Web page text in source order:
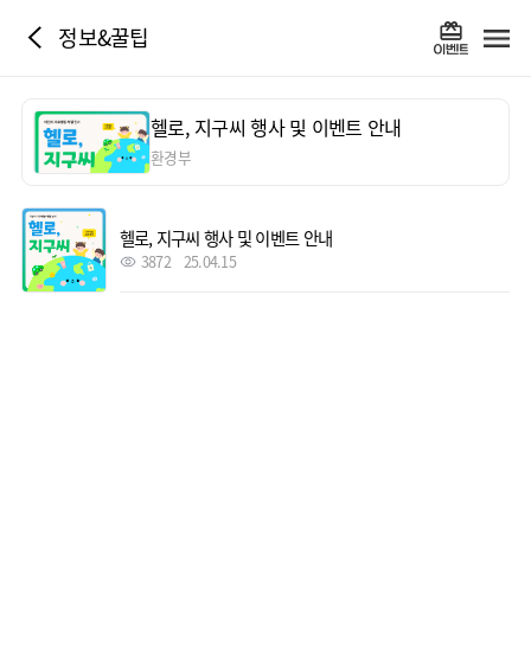
정보&꿀팁
헬로, 지구씨 행사 및 이벤트 안내
환경부
헬로, 지구씨 행사 및 이벤트 안내
3872 25.04.15